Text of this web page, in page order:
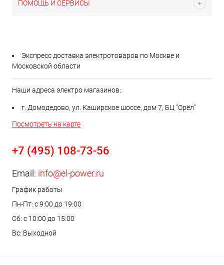
ПОМОЩЬ И СЕРВИСЫ
Экспресс доставка электротоваров по Москве и
Московской области
Наши адреса электро магазинов:
г. Домодедово, ул. Каширское шоссе, дом 7, БЦ "Орёл"
Посмотреть на карте
+7 (495) 108-73-56
Email: info@el-power.ru
График работы
Пн-Пт: с 9:00 до 19:00
Сб: с 10:00 до 15:00
Вс: Выходной